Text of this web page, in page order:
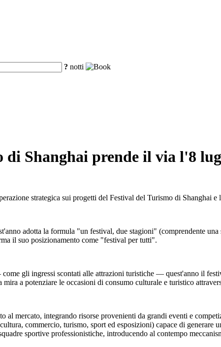
? notti
di Shanghai prende il via l'8
strategica sui progetti del Festival del Turismo di Shanghai
adotta la formula "un festival, due stagioni" (comprendente
il suo posizionamento come "festival per tutti".
gli ingressi scontati alle attrazioni turistiche — quest'anno il
a potenziare le occasioni di consumo culturale e turistico
al mercato, integrando risorse provenienti da grandi eventi e
commercio, turismo, sport ed esposizioni) capace di generare
sportive professionistiche, introducendo al contempo